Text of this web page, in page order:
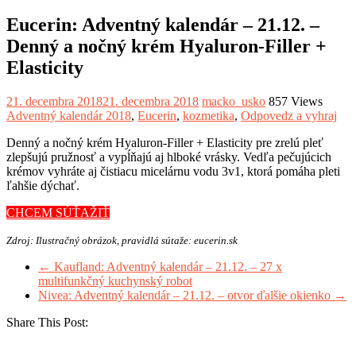
Eucerin: Adventný kalendár – 21.12. –
Denný a nočný krém Hyaluron-Filler +
Elasticity
21. decembra 201821. decembra 2018 macko_usko 857 Views
Adventný kalendár 2018, Eucerin, kozmetika, Odpovedz a vyhraj
Denný a nočný krém Hyaluron-Filler + Elasticity pre zrelú pleť
zlepšujú pružnosť a vypĺňajú aj hlboké vrásky. Vedľa pečujúcich
krémov vyhráte aj čistiacu micelárnu vodu 3v1, ktorá pomáha pleti
ľahšie dýchať.
CHCEM SÚŤAŽIŤ
Zdroj: Ilustračný obrázok, pravidlá sútaže: eucerin.sk
← Kaufland: Adventný kalendár – 21.12. – 27 x
multifunkčný kuchynský robot
Nivea: Adventný kalendár – 21.12. – otvor ďalšie okienko →
Share This Post: